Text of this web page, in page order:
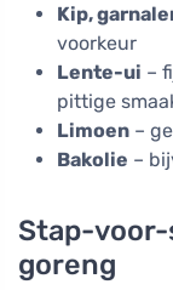
Kip,
voorkeur
Lente-ui –
pittige
Limoen –
Bakolie –
Stap-voor-
goreng